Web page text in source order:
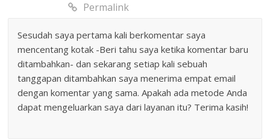
Permalink
Sesudah saya pertama kali berkomentar saya
mencentang kotak -Beri tahu saya ketika komentar baru
ditambahkan- dan sekarang setiap kali sebuah
tanggapan ditambahkan saya menerima empat email
dengan komentar yang sama. Apakah ada metode Anda
dapat mengeluarkan saya dari layanan itu? Terima kasih!